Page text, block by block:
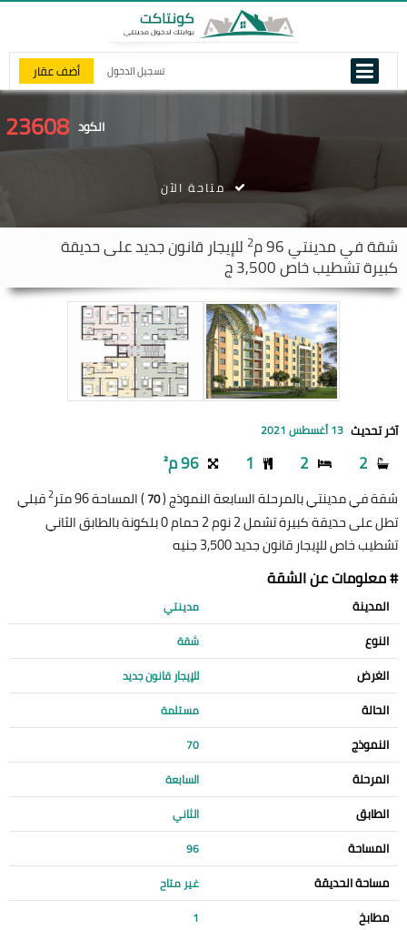
تسجيل الدخول أضف عقار
الكود 23608
شقة فيمدينتي 2 للإيجار قانون جديد على حديقة
كبيرة تشطيب خاص 3,500 ج
متاحة الآن
آخر تحديث 13 أغسطس 2021
2
2
1 96 م²
شقة في مدينتي بالمرحلة السابعة النموذج (70) المساحة 96 متر 2قبلي
تطل على حديقة كبيرة تشمل 2 نوم 2 حمام 0 بلكونة بالطابق الثاني
تشطيب خاص للإيجار قانون جديد 3,500 جنيه
# معلومات عن الشقة
المدينة مدينتي
النوع شقة
الغرض للإيجار قانون جديد
الحالة مستلمة
النموذج 70
المرحلة السابعة
الطابق الثاني
المساحة 96
مساحة الحديقة غير متاح
مطابخ 1